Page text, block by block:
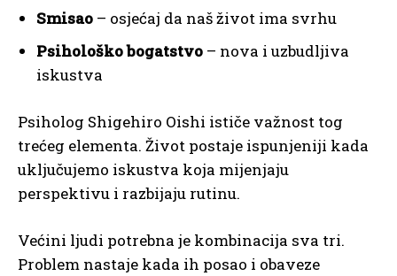
Smisao – osjećaj da naš život ima svrhu
Psihološko bogatstvo – nova i uzbudljiva
iskustva
Psiholog Shigehiro Oishi ističe važnost tog
trećeg elementa. Život postaje ispunjeniji kada
uključujemo iskustva koja mijenjaju
perspektivu i razbijaju rutinu.
Većini ljudi potrebna je kombinacija sva tri.
Problem nastaje kada ih posao i obaveze